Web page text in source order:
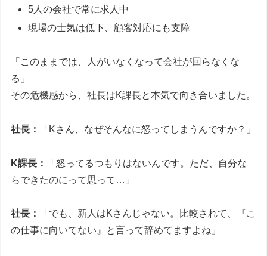
5人の会社で常に求人中
現場の士気は低下、顧客対応にも支障
「このままでは、人がいなくなって会社が回らなくな
る」
その危機感から、社長はK課長と本気で向き合いました。
社長： 「Kさん、なぜそんなに怒ってしまうんですか？」
K課長：
「怒ってるつもりはないんです。ただ、自分な
らできたのにって思って…」
社長：
「でも、新人はKさんじゃない。比較されて、『こ
の仕事に向いてない』と言って辞めてますよね」